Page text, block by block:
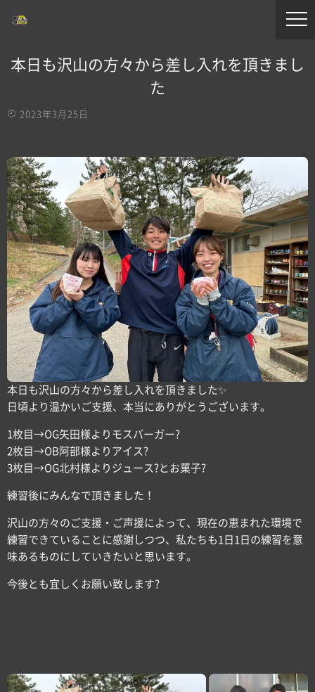
本日も沢山の方々から差し入れを頂きまし
た
2023年3月25日
本日も沢山の方々から差し入れを頂きました✨
日頃より温かいご支援、本当にありがとうございます。
1枚目→OG矢田様よりモスバーガー?
2枚目→OB阿部様よりアイス?
3枚目→OG北村様よりジュース?とお菓子?
練習後にみんなで頂きました！
沢山の方々のご支援・ご声援によって、現在の恵まれた環境で
練習できていることに感謝しつつ、私たちも1日1日の練習を意
味あるものにしていきたいと思います。
今後とも宜しくお願い致します?